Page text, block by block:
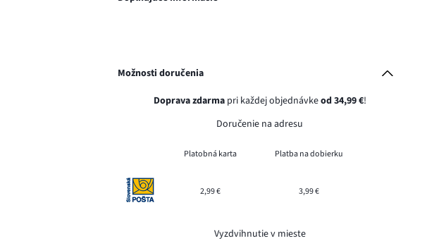
Možnosti doručenia
Doprava zdarmapri každej objednávkeod 34,99 €!
Doručenie na adresu
Platobná karta Platba na dobierku
2,99 € 3,99 €
Vyzdvihnutie v mieste